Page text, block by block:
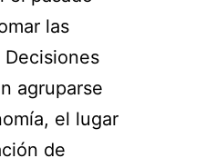
las
agruparse
el lugar
de